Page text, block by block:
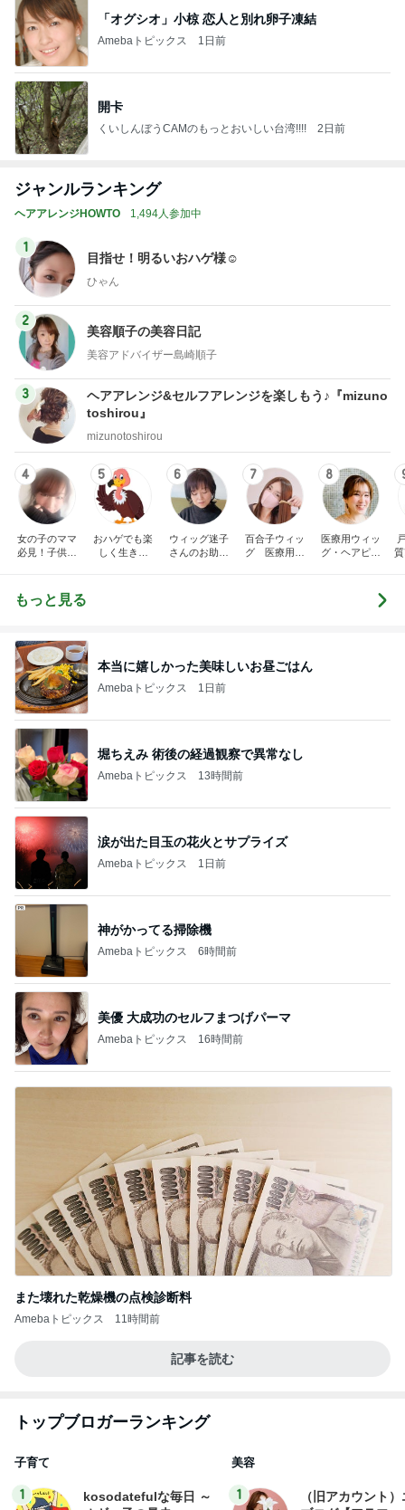
「オグシオ」小椋 恋人と別れ卵子凍結
Amebaトピックス 1日前
開卡
くいしんぼうCAMのもっとおいしい台湾!!!! 2日前
ジャンルランキング
ヘアアレンジHOWTO 1,494人参加中
1
目指せ！明るいおハゲ様☺︎
ひゃん
2
美容順子の美容日記
美容アドバイザー島崎順子
3
ヘアアレンジ&セルフアレンジを楽しもう♪『mizuno
toshirou』
mizunotoshirou
4
女の子のママ
必見！子供の
5
おハゲでも楽
しく生きた
6
ウィッグ迷子
さんのお助け
7
百合子ウィッ
グ 医療用ウ
8
医療用ウィッ
グ・ヘアピー
名古屋の医療
美容室 ichairm
もっと見る
本当に嬉しかった美味しいお昼ごはん
Amebaトピックス 1日前
堀ちえみ 術後の経過観察で異常なし
Amebaトピックス 13時間前
涙が出た目玉の花火とサプライズ
Amebaトピックス 1日前
神がかってる掃除機
Amebaトピックス 6時間前
美優 大成功のセルフまつげパーマ
Amebaトピックス 16時間前
また壊れた乾燥機の点検診断料
Amebaトピックス 11時間前
記事を読む
トップブロガーランキング
子育て
1
kosodatefulな毎日 ～
美容
1
（旧アカウント